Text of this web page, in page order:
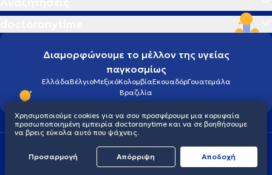
Διαμορφώνουμε το μέλλον της υγείας
παγκοσμίως
ΕλλάδαΒέλγιοΜεξικόΚολομβίαΕκουαδόρΓουατεμάλα
Βραζιλία
Πολιτική προστασίας προσωπικού απορρήτου
© 2026 doctoranytime
Χρησιμοποιούμε cookies για να σου προσφέρουμε μια κορυφαία
προσωποποιημένη εμπειρία doctoranytime και να σε βοηθήσουμε
να βρεις εύκολα αυτό που ψάχνεις.
Προσαρμογή Απόρριψη Aποδοχή